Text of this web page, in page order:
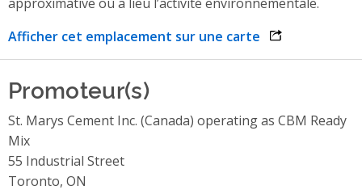
Afficher cet emplacement sur une carte opens link in
Promoteur(s)
St. Marys Cement Inc. (Canada) operating as CBM Ready
Mix
55 Industrial Street
Toronto, ON